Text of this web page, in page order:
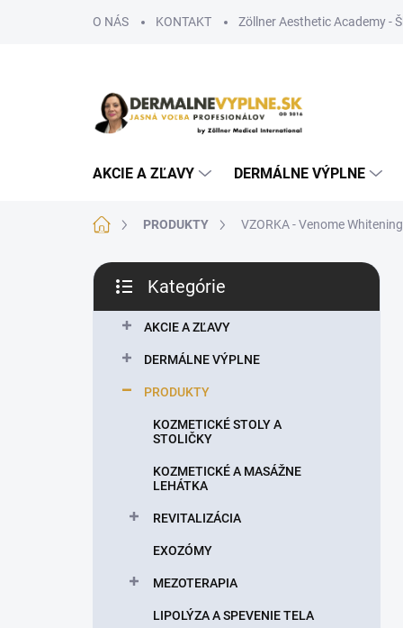
O NÁS KONTAKT Zöllner Aesthetic Academy -
AKCIE A ZĽAVY DERMÁLNE VÝPLNE
DomovPRODUKTY VZORKA - Venome
B
č
kategórie
Kategórie
AKCIE A ZĽAVY
DERMÁLNE VÝPLNE
PRODUKTY
KOZMETICKÉ STOLY A
STOLIČKY
KOZMETICKÉ A MASÁŽNE
LEHÁTKA
REVITALIZÁCIA
EXOZÓMY
MEZOTERAPIA
LIPOLÝZA A SPEVENIE TELA